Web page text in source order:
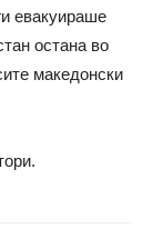
евакуираше
остана во
македонски